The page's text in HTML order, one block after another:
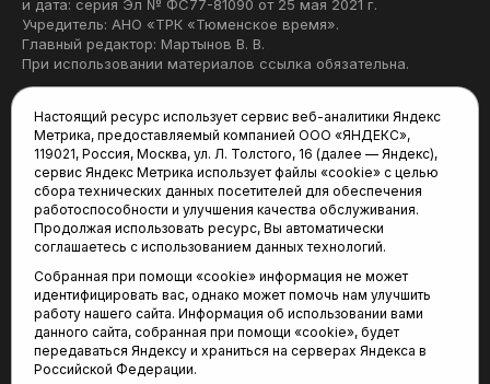
и дата: серия Эл № ФС77-81090 от 25 мая 2021 г.
Учредитель: АНО «ТРК «Тюменское время».
Главный редактор: Мартынов В. В.
При использовании материалов ссылка обязательна.
Редакция:
625035, Тюмень, пр. Геологоразведчиков, 28А
(3452) 68-22-28
tum-arena@mail.ru
Отдел продаж:
(3452) 68-89-78
kotovaev@sibinformburo.ru
Настоящий ресурс использует сервис веб-аналитики Яндекс
Метрика, предоставляемый компанией ООО «ЯНДЕКС»,
119021, Россия, Москва, ул. Л. Толстого, 16 (далее — Яндекс),
сервис Яндекс Метрика использует файлы «cookie» с целью
сбора технических данных посетителей для обеспечения
работоспособности и улучшения качества обслуживания.
Продолжая использовать ресурс, Вы автоматически
соглашаетесь с использованием данных технологий.
Собранная при помощи «cookie» информация не может
идентифицировать вас, однако может помочь нам улучшить
работу нашего сайта. Информация об использовании вами
данного сайта, собранная при помощи «cookie», будет
передаваться Яндексу и храниться на серверах Яндекса в
Российской Федерации.